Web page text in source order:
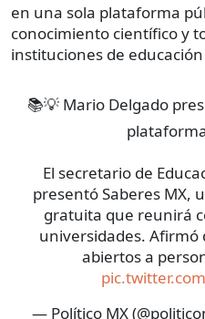
en una sola plataforma
conocimiento científico y
instituciones de
📚💡 Mario Delgado
El secretario de
presentó Saberes MX,
gratuita que reunirá
universidades. Afirmó
abiertos a
— Político MX